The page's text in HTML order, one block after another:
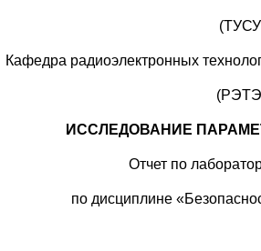
Кафедра радиоэлектронных
ИССЛЕДОВАНИЕ
Отчет по
по дисциплине